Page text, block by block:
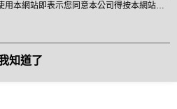
用本網站即表示您同意本公司得按本網站使
知道了